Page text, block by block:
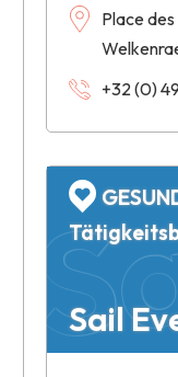
Place
+32 (0)
Sail